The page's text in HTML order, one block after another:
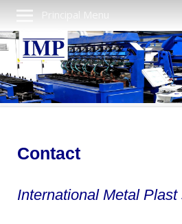
Principal Menu
Contact
International Metal Plast